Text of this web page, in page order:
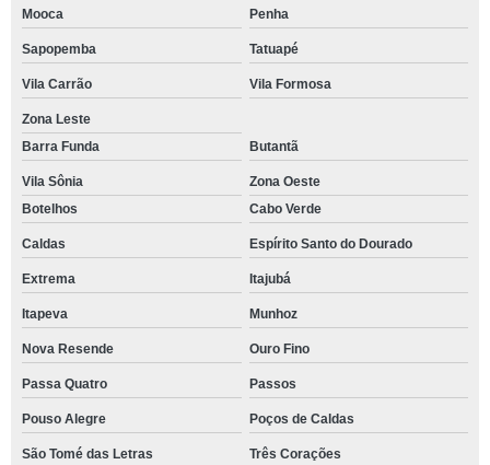
Mooca Penha
Sapopemba Tatuapé
Vila Carrão Vila Formosa
Zona Leste
Barra Funda
Butantã
Vila Sônia
Zona Oeste
Botelhos
Cabo Verde
Caldas Espírito Santo do Dourado
Extrema Itajubá
Itapeva Munhoz
Nova Resende Ouro Fino
Passa Quatro Passos
Pouso Alegre Poços de Caldas
São Tomé das Letras Três Corações